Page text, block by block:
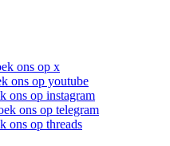
ons op x
ons op youtube
ons op instagram
ons op telegram
ons op threads